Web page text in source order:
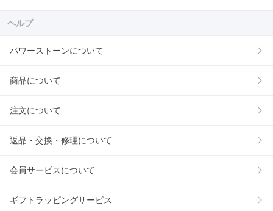
ヘルプ
パワーストーンについて
商品について
注文について
返品・交換・修理について
会員サービスについて
ギフトラッピングサービス